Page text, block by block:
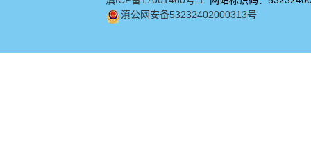
滇公网安备53232402000313号